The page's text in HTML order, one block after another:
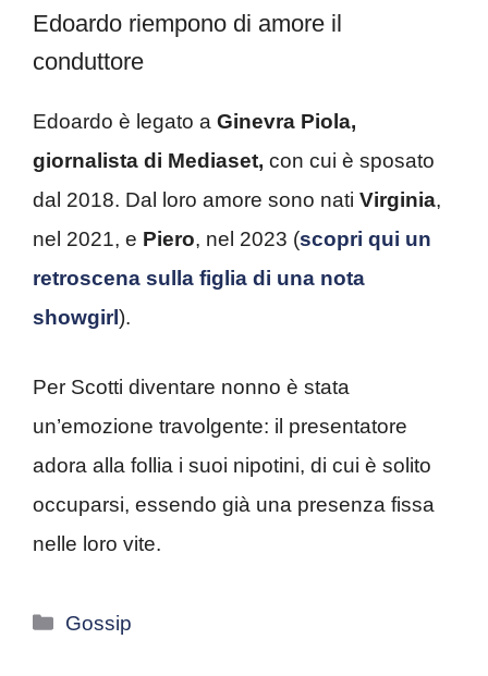
Edoardo riempono di amore il
conduttore
Edoardo è legato a Ginevra Piola,
giornalista di Mediaset, con cui è sposato
dal 2018. Dal loro amore sono nati Virginia,
nel 2021, e Piero, nel 2023 (scopri qui un
retroscena sulla figlia di una nota
showgirl).
Per Scotti diventare nonno è stata
un’emozione travolgente: il presentatore
adora alla follia i suoi nipotini, di cui è solito
occuparsi, essendo già una presenza fissa
nelle loro vite.
Categorie
Gossip